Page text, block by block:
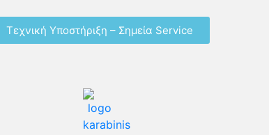
Τεχνική Υποστήριξη – Σημεία Service